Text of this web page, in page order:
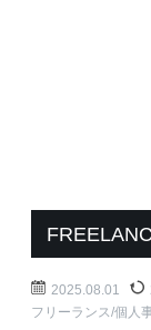
2025.08.01
フリーランス/個人